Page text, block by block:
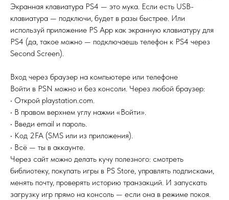
Экранная клавиатура PS4 — это мука. Если есть USB-
клавиатура — подключи, будет в разы быстрее. Или
используй приложение PS App как экранную клавиатуру для
PS4 (да, такое можно — подключаешь телефон к PS4 через
Second Screen).
Вход через браузер на компьютере или телефоне
Войти в PSN можно и без консоли. Через любой браузер:
• Открой playstation.com.
• В правом верхнем углу нажми «Войти».
• Введи email и пароль.
• Код 2FA (SMS или из приложения).
• Всё — ты в аккаунте.
Через сайт можно делать кучу полезного: смотреть
библиотеку, покупать игры в PS Store, управлять подписками,
менять почту, проверять историю транзакций. И запускать
загрузку игр прямо на консоль — если она в режиме покоя.